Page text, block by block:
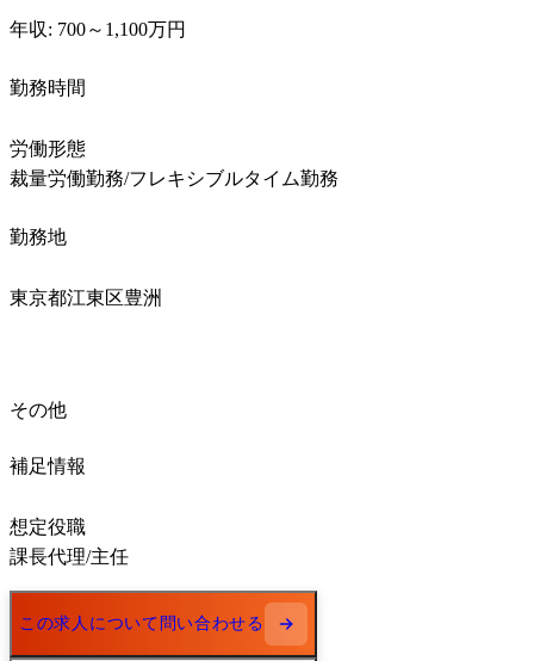
年収: 700～1,100万円
勤務時間
労働形態
裁量労働勤務/フレキシブルタイム勤務
勤務地
東京都江東区豊洲
その他
補足情報
想定役職
課長代理/主任
この求人について問い合わせる